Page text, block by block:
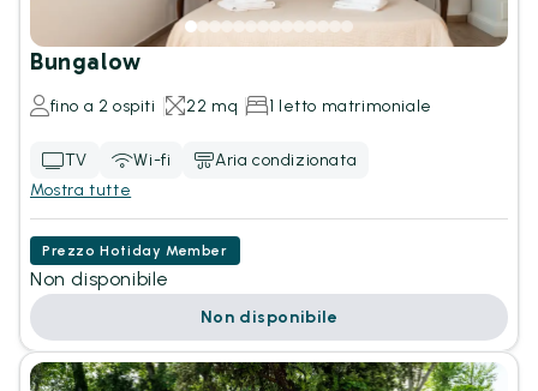
Bungalow
fino a 2 ospiti 22 mq 1 letto matrimoniale
TV Wi-fi
Aria condizionata
Mostra tutte
Prezzo Hotiday Member
Non disponibile
Non disponibile